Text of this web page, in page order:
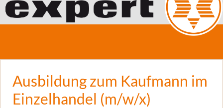
Ausbildung zum Kaufmann im
Einzelhandel (m/w/x)